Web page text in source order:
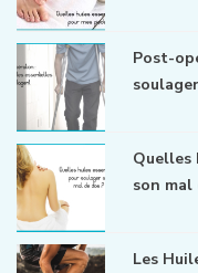
Post-
Quelles
son mal
Les